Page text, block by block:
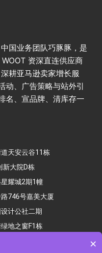
国业务团队巧豚豚，是
资深直连供应商
耕亚马逊卖家增长服
动、广告策略与站外引
名、宣品牌、清库存一
天安云谷11栋
新大院D栋
耀城2期1幢
746号嘉美大厦
计公社二期
地之窗F1栋
×